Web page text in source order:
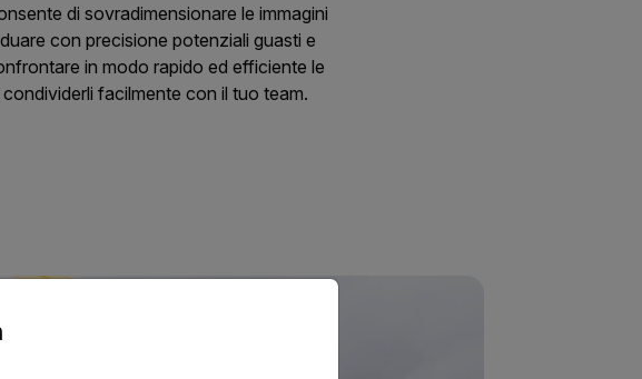
di sovradimensionare le immagini
con precisione potenziali guasti e
in modo rapido ed efficiente le
facilmente con il tuo team.
the appropriate version of our website.